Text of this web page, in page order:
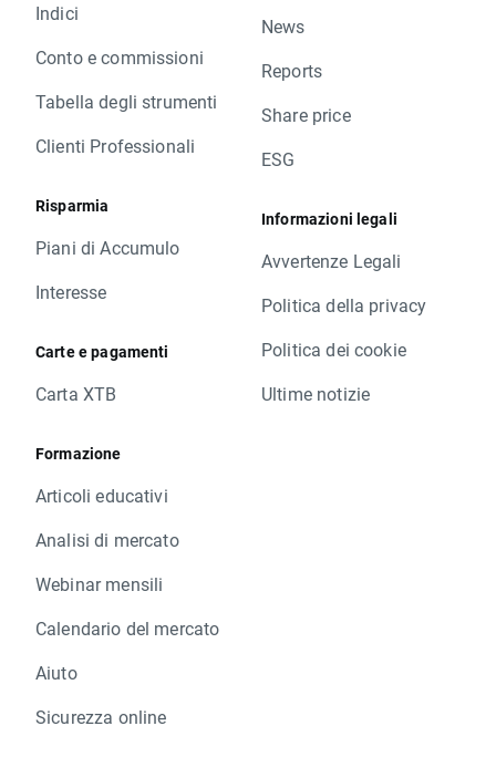
Indici
Conto e commissioni
Tabella degli strumenti
Clienti Professionali
Risparmia
Piani di Accumulo
Interesse
Carte e pagamenti
Carta XTB
Formazione
Articoli educativi
Analisi di mercato
Webinar mensili
Calendario del mercato
Aiuto
Sicurezza online
News
Reports
Share price
ESG
Informazioni legali
Avvertenze Legali
Politica della privacy
Politica dei cookie
Ultime notizie